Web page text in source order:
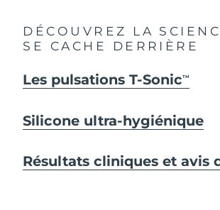
DÉCOUVREZ LA
SE CACHE DERRIÈRE
Les pulsations T-SonicTM
Silicone ultra-hygiénique
Résultats cliniques et avis